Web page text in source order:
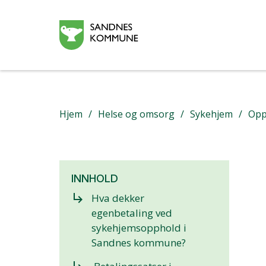
Hjem Helse og omsorg Sykehjem
INNHOLD
subdirectory_arrow_right
Hva dekker
egenbetaling ved
sykehjemsopphold i
Sandnes kommune?